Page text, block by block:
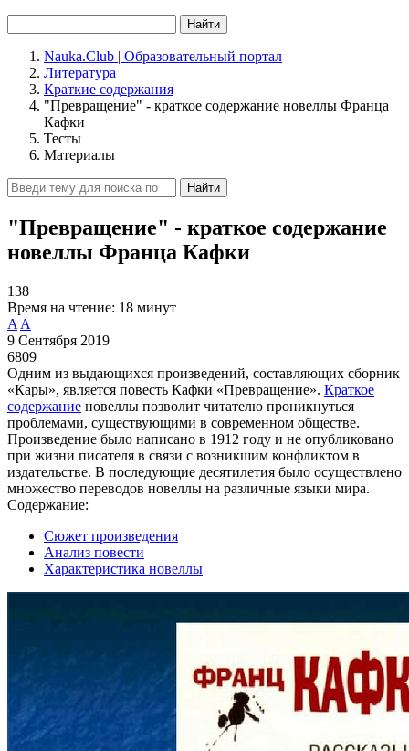
Найти
Nauka.Club | Образовательный портал
Литература
Краткие содержания
"Превращение" - краткое содержание новеллы Франца
Кафки
Тесты
Материалы
Найти
"Превращение" - краткое содержание
новеллы Франца Кафки
138
Время на чтение: 18 минут
A A
9 Сентября 2019
6809
Одним из выдающихся произведений, составляющих сборник
«Кары», является повесть Кафки «Превращение». Краткое
содержание новеллы позволит читателю проникнуться
проблемами, существующими в современном обществе.
Произведение было написано в 1912 году и не опубликовано
при жизни писателя в связи с возникшим конфликтом в
издательстве. В последующие десятилетия было осуществлено
множество переводов новеллы на различные языки мира.
Содержание:
Сюжет произведения
Анализ повести
Характеристика новеллы